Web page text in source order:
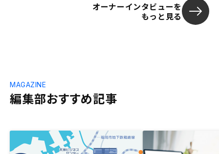
オーナーインタビューを
もっと見る
編集部おすすめ記事
MAGAZINE